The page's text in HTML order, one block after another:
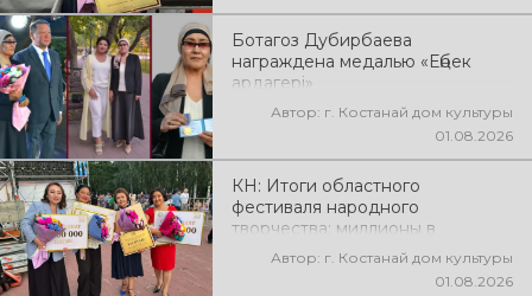
Ботагоз Дубирбаева
награждена медалью «Еңбек
ардагері»
Автор: г. Костанай дом культуры
01.08.2026
КН: Итоги областного
фестиваля народного
творчества: миллионы в
культуруАвтор: г. Костанай дом культуры
01.08.2026